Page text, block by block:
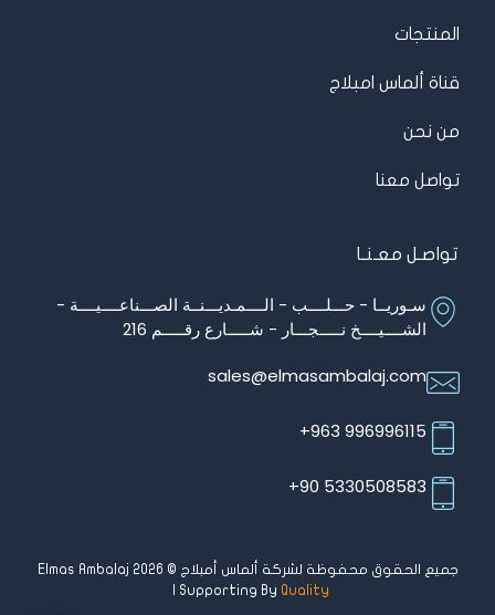
المنتجات
قناة ألماس امبلاج
من نحن
تواصل معنا
تواصـل معـنـا
سـوريــا - حـــلــــب - الــــمـديـــنــة الصـــناعــــيــــة -
الشــــيــــخ نـــــجـــار - شـــــارع رقـــــم 216
sales@elmasambalaj.com
996996115 963+
5330508583 90+
جميع الحقوق محفوظة لشركة ألماس أمبلاج © Elmas Ambalaj 2026
| Supporting By Quality